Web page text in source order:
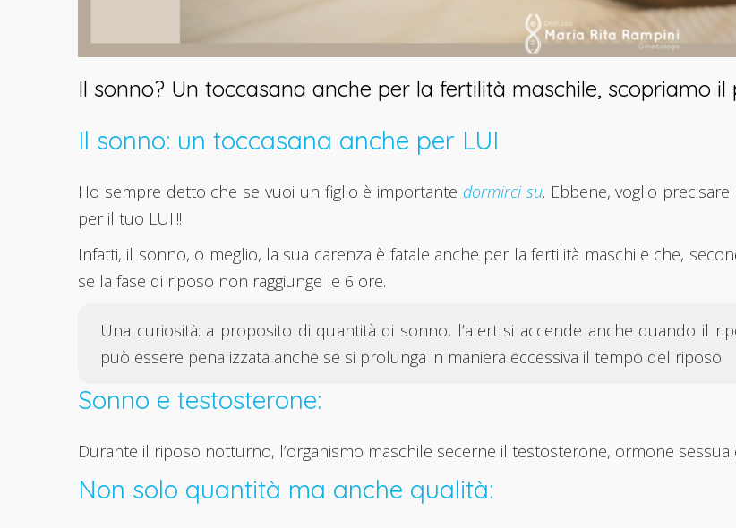
Il sonno? Un toccasana anche per la fertilità maschile, scopriamo il
Il sonno: un toccasana anche per LUI
Ho sempre detto che se vuoi un figlio è importante dormirci su. Ebbene, voglio
per il tuo LUI!!!
Infatti, il sonno, o meglio, la sua carenza è fatale anche per la fertilità maschile che,
se la fase di riposo non raggiunge le 6 ore.
Una curiosità: a proposito di quantità di sonno, l’alert si accende anche quando il
può essere penalizzata anche se si prolunga in maniera eccessiva il tempo del riposo.
Sonno e testosterone:
Durante il riposo notturno, l’organismo maschile secerne il testosterone, ormone
Non solo quantità ma anche qualità: